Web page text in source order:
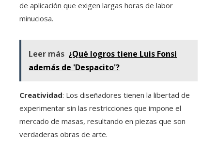
de aplicación que exigen largas horas de labor
minuciosa.
Leer más ¿Qué logros tiene Luis Fonsi
además de 'Despacito'?
Creatividad: Los diseñadores tienen la libertad de
experimentar sin las restricciones que impone el
mercado de masas, resultando en piezas que son
verdaderas obras de arte.